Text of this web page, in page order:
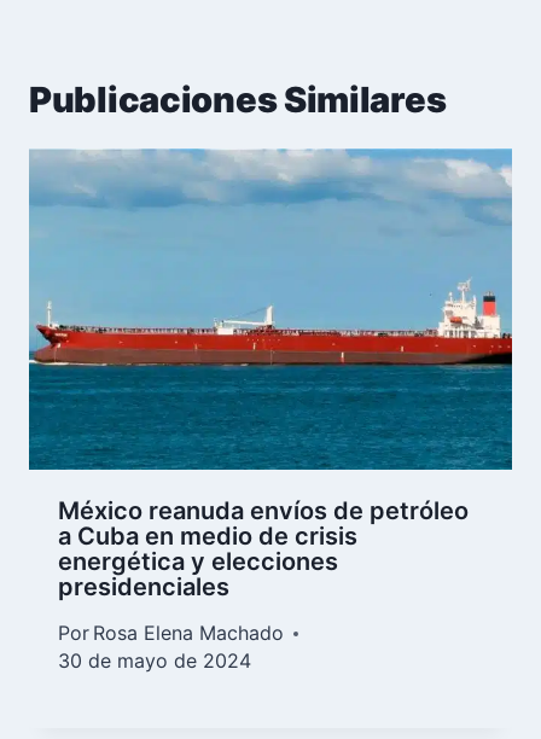
Publicaciones Similares
México reanuda envíos de petróleo
a Cuba en medio de crisis
energética y elecciones
presidenciales
Por Rosa Elena Machado
30 de mayo de 2024